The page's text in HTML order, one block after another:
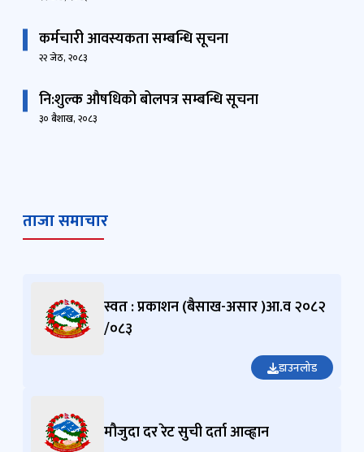
कर्मचारी आवस्यकता सम्बन्धि सूचना
२२ जेठ, २०८३
नि:शुल्क औषधिको बोलपत्र सम्बन्धि सूचना
३० बैशाख, २०८३
ताजा समाचार
स्वत : प्रकाशन (बैसाख-असार )आ.व २०८२
/०८३
डाउनलोड
मौजुदा दर रेट सुची दर्ता आव्ह्वान